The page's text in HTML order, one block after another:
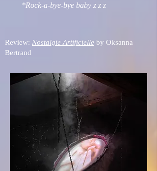
*Rock-a-bye-bye baby z z z
Review: Nostalgie Artificielle by Oksanna
Bertrand